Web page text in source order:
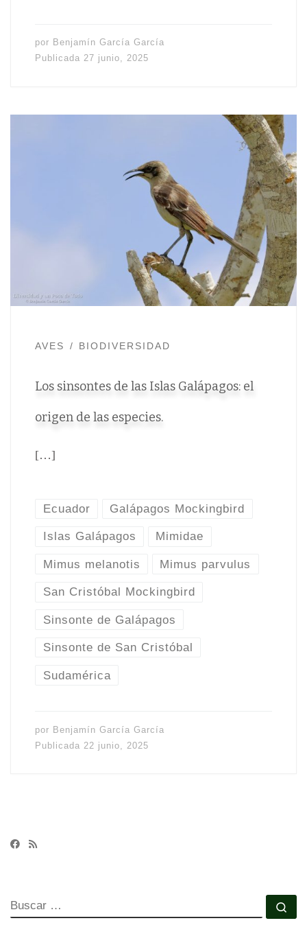
por Benjamín García García
Publicada 27 junio, 2025
AVES BIODIVERSIDAD
Los sinsontes de las Islas Galápagos: el
origen de las especies.
[…]
Ecuador Galápagos Mockingbird
Islas Galápagos Mimidae
Mimus melanotis Mimus parvulus
San Cristóbal Mockingbird
Sinsonte de Galápagos
Sinsonte de San Cristóbal
Sudamérica
por Benjamín García García
Publicada 22 junio, 2025
BUSCAR